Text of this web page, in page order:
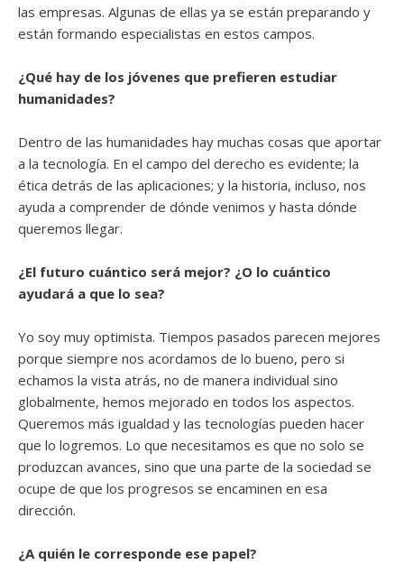
las empresas. Algunas de ellas ya se están preparando y
están formando especialistas en estos campos.
¿Qué hay de los jóvenes que prefieren estudiar
humanidades?
Dentro de las humanidades hay muchas cosas que aportar
a la tecnología. En el campo del derecho es evidente; la
ética detrás de las aplicaciones; y la historia, incluso, nos
ayuda a comprender de dónde venimos y hasta dónde
queremos llegar.
¿El futuro cuántico será mejor? ¿O lo cuántico
ayudará a que lo sea?
Yo soy muy optimista. Tiempos pasados parecen mejores
porque siempre nos acordamos de lo bueno, pero si
echamos la vista atrás, no de manera individual sino
globalmente, hemos mejorado en todos los aspectos.
Queremos más igualdad y las tecnologías pueden hacer
que lo logremos. Lo que necesitamos es que no solo se
produzcan avances, sino que una parte de la sociedad se
ocupe de que los progresos se encaminen en esa
dirección.
¿A quién le corresponde ese papel?